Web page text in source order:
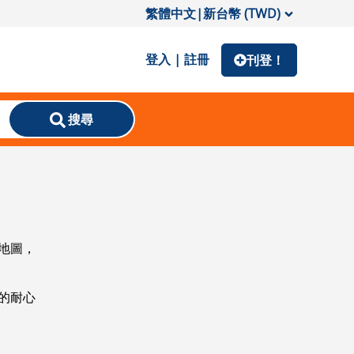
繁體中文|新台幣 (TWD)
登入 | 註冊 刊登！
搜尋
圖，
耐心